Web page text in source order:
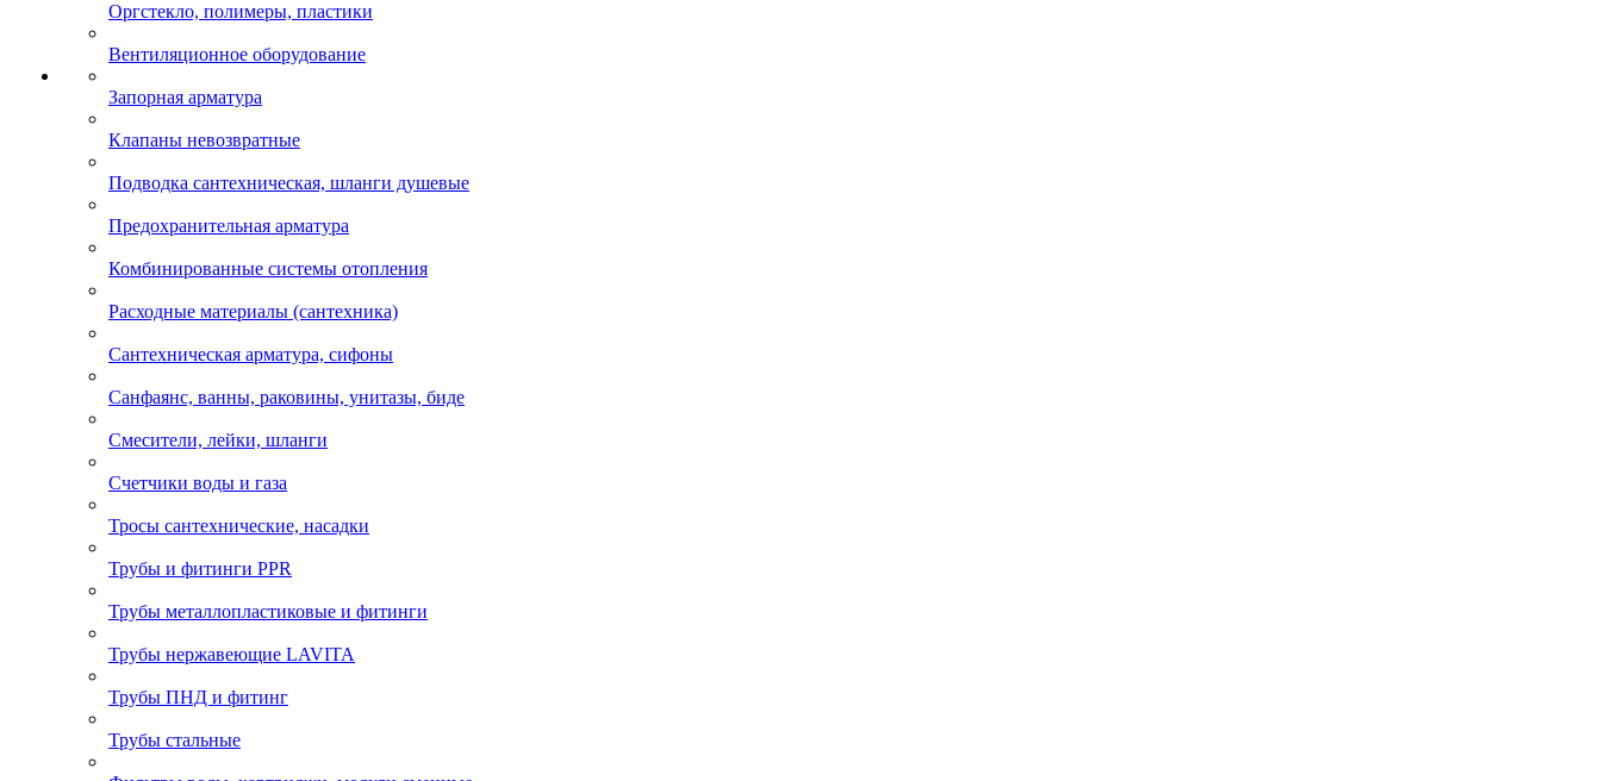
Оргстекло, полимеры, пластики
Вентиляционное оборудование
Запорная арматура
Клапаны невозвратные
Подводка сантехническая, шланги душевые
Предохранительная арматура
Комбинированные системы отопления
Расходные материалы (сантехника)
Сантехническая арматура, сифоны
Санфаянс, ванны, раковины, унитазы, биде
Смесители, лейки, шланги
Счетчики воды и газа
Тросы сантехнические, насадки
Трубы и фитинги PPR
Трубы металлопластиковые и фитинги
Трубы нержавеющие LAVITA
Трубы ПНД и фитинг
Трубы стальные